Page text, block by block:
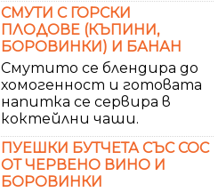
СМУТИ С ГОРСКИ
ПЛОДОВЕ (КЪПИНИ,
БОРОВИНКИ) И БАНАН
Смутито се блендира до
хомогенност и готовата
напитка се сервира в
коктейлни чаши.
ПУЕШКИ БУТЧЕТА СЪС СОС
ОТ ЧЕРВЕНО ВИНО И
БОРОВИНКИ